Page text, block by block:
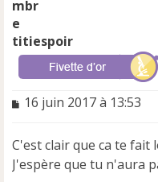
titiespoir
M
s
a
16 juin 2017 à 13:53
C'est clair que ca te fait
J'espère que tu n'aura